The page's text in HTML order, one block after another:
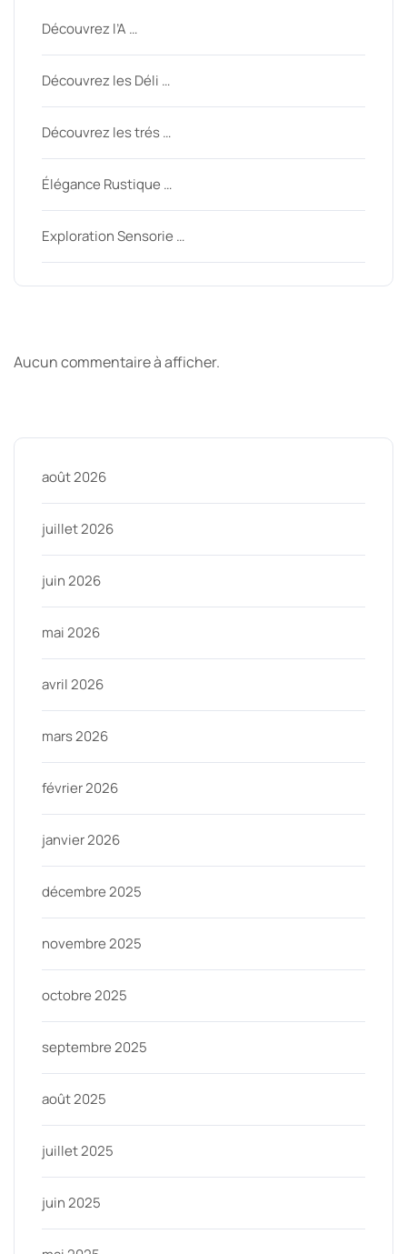
Découvrez l’A …
Découvrez les Déli …
Découvrez les trés …
Élégance Rustique …
Exploration Sensorie …
Aucun commentaire à afficher.
août 2026
juillet 2026
juin 2026
mai 2026
avril 2026
mars 2026
février 2026
janvier 2026
décembre 2025
novembre 2025
octobre 2025
septembre 2025
août 2025
juillet 2025
juin 2025